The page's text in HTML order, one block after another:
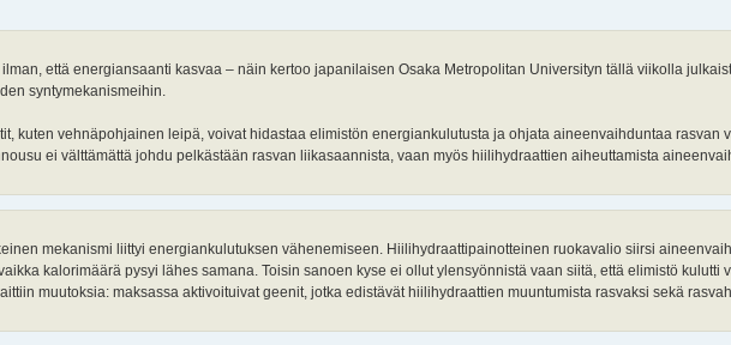
että energiansaanti kasvaa – näin kertoo japanilaisen Osaka Metropolitan Universityn tällä viikolla
syntymekanismeihin.
kuten vehnäpohjainen leipä, voivat hidastaa elimistön energiankulutusta ja ohjata aineenvaihduntaa rasvan
ei välttämättä johdu pelkästään rasvan liikasaannista, vaan myös hiilihydraattien aiheuttamista
mekanismi liittyi energiankulutuksen vähenemiseen. Hiilihydraattipainotteinen ruokavalio siirsi
kalorimäärä pysyi lähes samana. Toisin sanoen kyse ei ollut ylensyönnistä vaan siitä, että elimistö kulutti
muutoksia: maksassa aktivoituivat geenit, jotka edistävät hiilihydraattien muuntumista rasvaksi sekä